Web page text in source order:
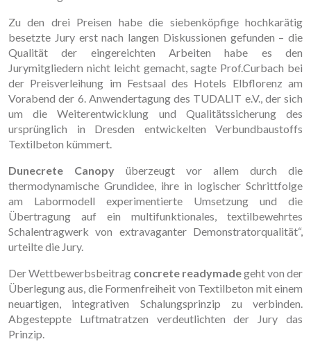
Zu den drei Preisen habe die siebenköpfige hochkarätig
besetzte Jury erst nach langen Diskussionen gefunden – die
Qualität der eingereichten Arbeiten habe es den
Jurymitgliedern nicht leicht gemacht, sagte Prof.Curbach bei
der Preisverleihung im Festsaal des Hotels Elbflorenz am
Vorabend der 6. Anwendertagung des TUDALIT e.V., der sich
um die Weiterentwicklung und Qualitätssicherung des
ursprünglich in Dresden entwickelten Verbundbaustoffs
Textilbeton kümmert.
Dunecrete Canopy überzeugt vor allem durch die
thermodynamische Grund­idee, ihre in logischer Schritt­folge
am Labormodell experimentierte Umsetzung und die
Übertragung auf ein multifunktionales, textilbewehrtes
Schalentragwerk von extravaganter Demonstratorqualität“,
urteilte die Jury.
Der Wettbewerbsbeitrag concrete readymadegeht von der
Überlegung aus, die Formenfreiheit von Textilbeton mit einem
neuartigen, inte­grativen Schalungsprinzip zu verbinden.
Abgesteppte Luftmatratzen verdeutlichten der Jury das
Prinzip.